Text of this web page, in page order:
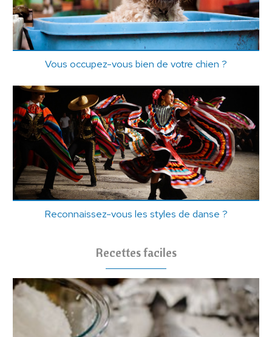
Vous occupez-vous bien de votre chien ?
Reconnaissez-vous les styles de danse ?
Recettes faciles